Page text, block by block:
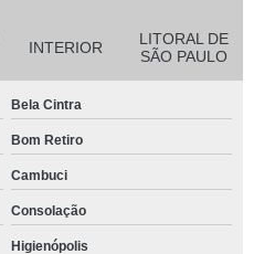
INTERIOR
LITORAL DE
SÃO PAULO
Bela Cintra
Bom Retiro
Cambuci
Consolação
Higienópolis